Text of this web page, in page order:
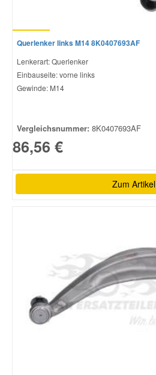
Querlenker links M14 8K0407693AF
Lenkerart: Querlenker
Einbauseite: vorne links
Gewinde: M14
Vergleichsnummer: 8K0407693AF
86,56 €
Zum Artikel